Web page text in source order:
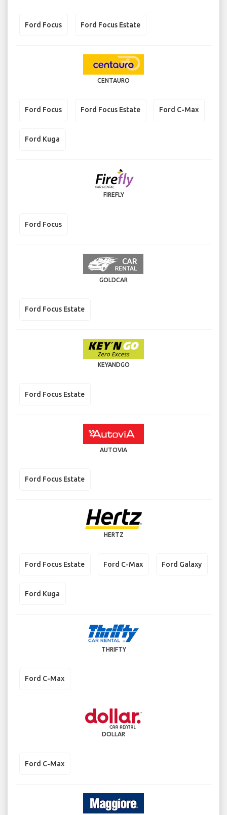
Ford Focus Ford Focus Estate
CENTAURO
Ford Focus Ford Focus Estate Ford C-Max
Ford Kuga
FIREFLY
Ford Focus
GOLDCAR
Ford Focus Estate
KEYANDGO
Ford Focus Estate
AUTOVIA
Ford Focus Estate
HERTZ
Ford Focus Estate Ford C-Max Ford Galaxy
Ford Kuga
THRIFTY
Ford C-Max
DOLLAR
Ford C-Max